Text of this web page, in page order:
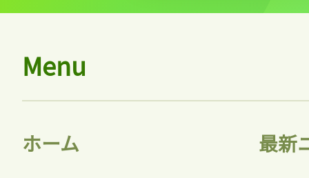
ログ
Menu
ホーム 最新